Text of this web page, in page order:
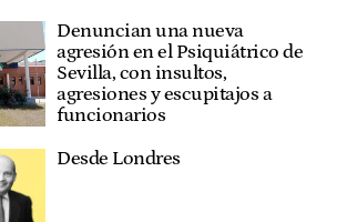
Denuncian una nueva
agresión en el Psiquiátrico de
Sevilla, con insultos,
agresiones y escupitajos a
funcionarios
Desde Londres